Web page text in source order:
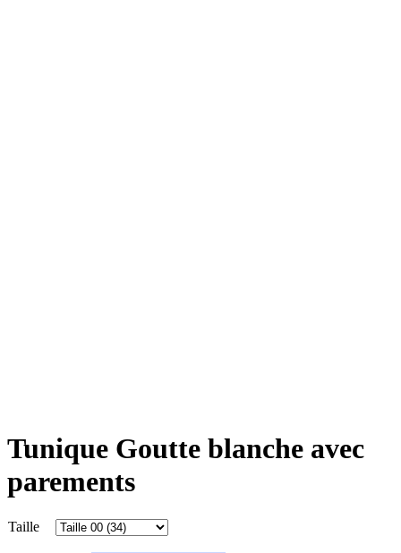
Tunique Goutte blanche avec
parements
Taille